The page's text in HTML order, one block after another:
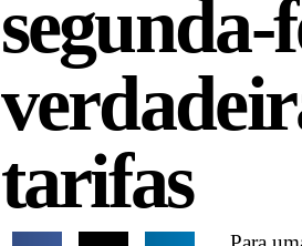
segunda-
tarifas